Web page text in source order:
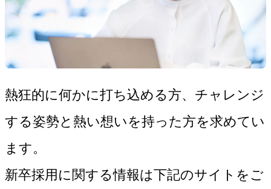
熱狂的に何かに打ち込める方、チャレンジ
する姿勢と熱い想いを持った方を求めてい
ます。
新卒採用に関する情報は下記のサイトをご